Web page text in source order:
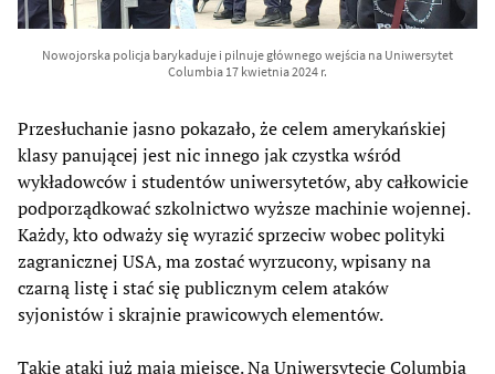
Nowojorska policja barykaduje i pilnuje głównego wejścia na Uniwersytet
Columbia 17 kwietnia 2024 r.
Przesłuchanie jasno pokazało, że celem amerykańskiej
klasy panującej jest nic innego jak czystka wśród
wykładowców i studentów uniwersytetów, aby całkowicie
podporządkować szkolnictwo wyższe machinie wojennej.
Każdy, kto odważy się wyrazić sprzeciw wobec polityki
zagranicznej USA, ma zostać wyrzucony, wpisany na
czarną listę i stać się publicznym celem ataków
syjonistów i skrajnie prawicowych elementów.
Takie ataki już mają miejsce. Na Uniwersytecie Columbia